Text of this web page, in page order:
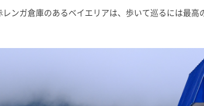
ンガ倉庫のあるベイエリアは、歩いて巡るには最高